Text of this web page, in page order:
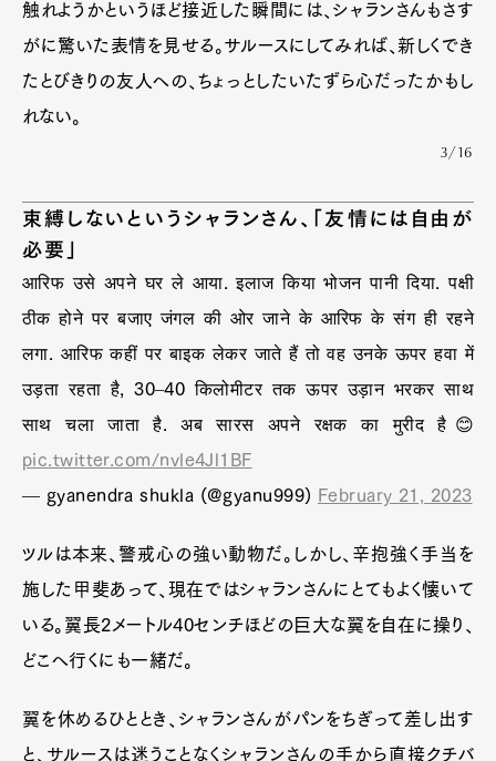
触れようかというほど接近した瞬間には、シャランさんもさす
がに驚いた表情を見せる。サルースにしてみれば、新しくでき
たとびきりの友人への、ちょっとしたいたずら心だったかもし
れない。
3/16
束縛しないというシャランさん、「友情には自由が
必要」
आरिफ उसे अपने घर ले आया. इलाज किया भोजन पानी दिया. पक्षी
ठीक होने पर बजाए जंगल की ओर जाने के आरिफ के संग ही रहने
लगा. आरिफ कहीं पर बाइक लेकर जाते हैं तो वह उनके ऊपर हवा में
उड़ता रहता है, 30–40 किलोमीटर तक ऊपर उड़ान भरकर साथ
साथ चला जाता है. अब सारस अपने रक्षक का मुरीद है😊
pic.twitter.com/nvle4Jl1BF
— gyanendra shukla (@gyanu999)
February 21, 2023
ツルは本来、警戒心の強い動物だ。しかし、辛抱強く手当を
施した甲斐あって、現在ではシャランさんにとてもよく懐いて
いる。翼長2メートル40センチほどの巨大な翼を自在に操り、
どこへ行くにも一緒だ。
翼を休めるひととき、シャランさんがパンをちぎって差し出す
と、サルースは迷うことなくシャランさんの手から直接クチバ